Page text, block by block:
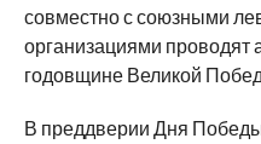
совместно с союзными
организациями
годовщине Великой
В преддверии Дня